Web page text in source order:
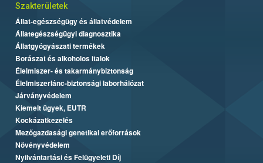
Szakterületek
Állat-egészségügy és állatvédelem
Állategészségügyi diagnosztika
Állatgyógyászati termékek
Borászat és alkoholos italok
Élelmiszer- és takarmánybiztonság
Élelmiszerlánc-biztonsági laborhálózat
Járványvédelem
Kiemelt ügyek, EUTR
Kockázatkezelés
Mezőgazdasági genetikai erőforrások
Növényvédelem
Nyilvántartási és Felügyeleti Díj